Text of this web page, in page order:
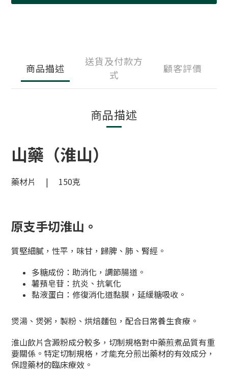
商品描述
送貨及付款方
式
顧客評價
商品描述
山藥（淮山）
藥材片 | 150克
原支手切淮山 。
質堅細膩，性平，味甘，歸脾、肺、腎經。
多糖成份：助消化，調節腸道。
薯蕷皂苷：抗炎、抗氧化
黏液蛋白：修復消化道黏膜，延緩糖吸收。
煲湯、煲粥，製粉、烘焙麵包， 配合日常養生食療。
淮山飲片含澱粉成分較多，切制規格對中藥煎煮品質有重
要關係。特定切制規格，才能充分煎出藥材的有效成分，
保證藥材的臨床療效。